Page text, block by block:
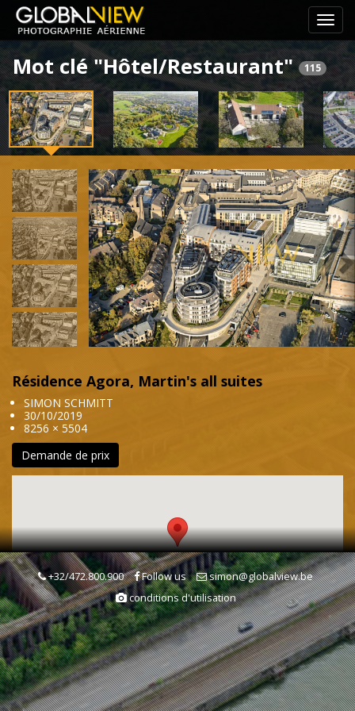
le
menu
de
Mot clé "Hôtel/Restaurant" 115
Previous
Résidence Agora, Martin's all suites
SIMON SCHMITT
30/10/2019
8256 × 5504
Demande de prix
Mots clés
Quartier moderne
Villes & Vilages
Architecture & Urbanisme
Hôtel/Restaurant
+32/472.800.900 Follow us
simon@globalview.be
conditions d'utilisation